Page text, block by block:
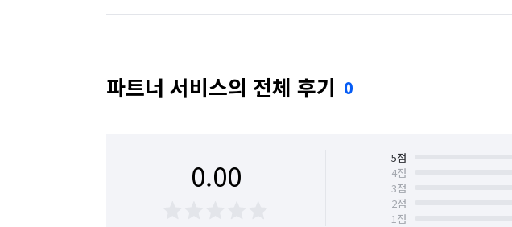
파트너 서비스의 전체 후기 0
0.00 5점
4점
3점
2점
1점